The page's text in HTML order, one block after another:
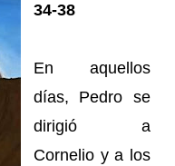
34-38
En aquellos
días, Pedro se
dirigió a
Cornelio y a los